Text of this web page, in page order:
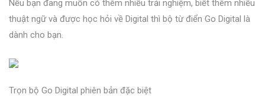
Nếu bạn đang muốn có thêm nhiều trải nghiệm, biết thêm nhiều
thuật ngữ và được học hỏi về Digital thì bộ từ điển Go Digital là
dành cho bạn.
Trọn bộ Go Digital phiên bản đặc biệt